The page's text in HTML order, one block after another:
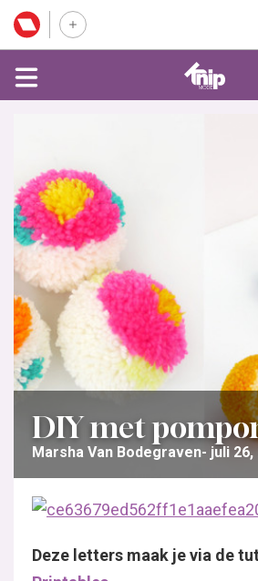
DIY met
Marsha Van Bodegraven juli 26,
Deze letters maak je via de